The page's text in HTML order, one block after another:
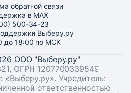
обратной связи
в MAX
500-34-23
Выберу.ру
до 18:00 по МСК
ООО "Выберу.ру"
ОГРН 1207700339549
«Выберу.ру». Учредитель:
ответственностью